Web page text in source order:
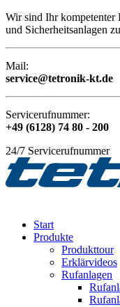
Wir sind Ihr
und Sicherheitsanlagen
Mail:
service@tetronik-kt.de
Servicerufnummer:
+49 (6128) 74 80 - 200
24/7 Servicerufnummer
Start
Produkte
Produkttour
Erklärvideos
Rufanlagen